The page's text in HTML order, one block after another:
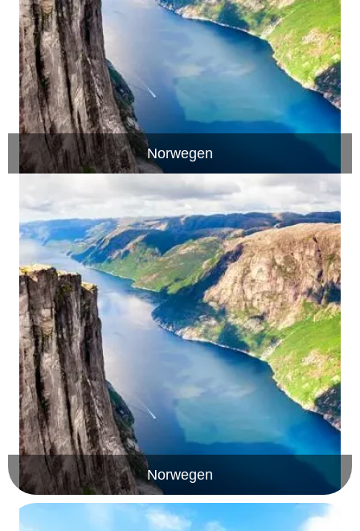
Norwegen
Norwegen